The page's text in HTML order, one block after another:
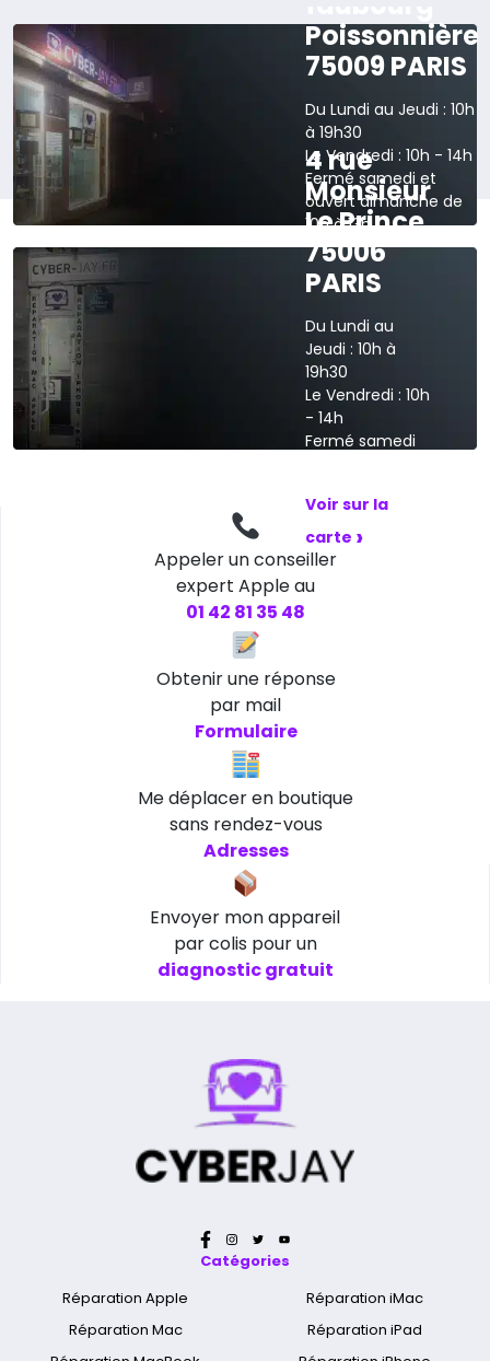
Poissonnière
75009 PARIS
Du Lundi au Jeudi : 10h
à 19h30
Le Vendredi : 10h - 14h
Fermé samedi et
ouvert dimanche de
10h à 13h
Voir sur la carte
4 rue
Monsieur
Le Prince
75006
PARIS
Du Lundi au
Jeudi : 10h à
19h30
Le Vendredi : 10h
- 14h
Fermé samedi
Voir sur la
carte ›
Appeler un conseiller
expert Apple au
01 42 81 35 48
Obtenir une réponse
par mail
Formulaire
Me déplacer en boutique
sans rendez-vous
Adresses
Envoyer mon appareil
par colis pour un
diagnostic gratuit
Catégories
Réparation Apple
Réparation Mac
Réparation iMac
Réparation iPad